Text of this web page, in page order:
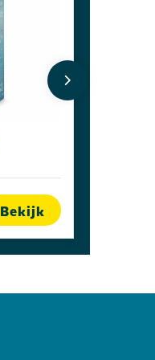
Bekijk